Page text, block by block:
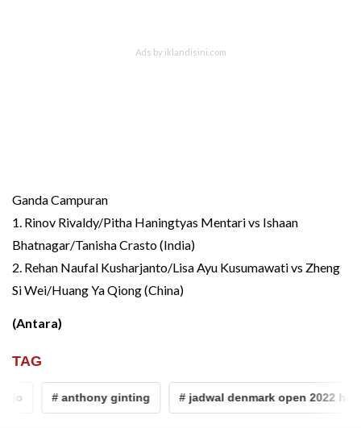
Ganda Campuran
1. Rinov Rivaldy/Pitha Haningtyas Mentari vs Ishaan
Bhatnagar/Tanisha Crasto (India)
2. Rehan Naufal Kusharjanto/Lisa Ayu Kusumawati vs Zheng
Si Wei/Huang Ya Qiong (China)
(Antara)
TAG
# anthony ginting # jadwal denmark open 2022 hari ini